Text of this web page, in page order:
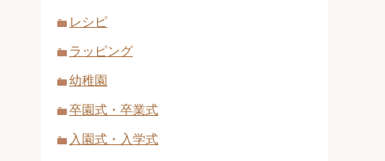
レシピ
ラッピング
幼稚園
卒園式・卒業式
入園式・入学式